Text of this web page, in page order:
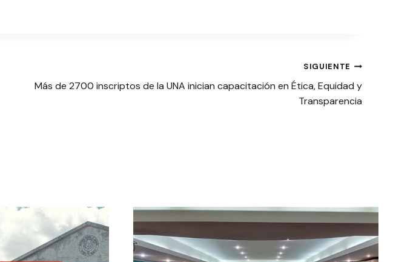
SIGUIENTE
Más de 2700 inscriptos de la UNA inician capacitación en Ética, Equidad y
Transparencia